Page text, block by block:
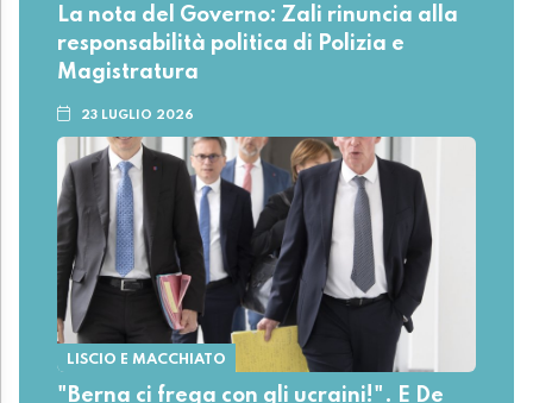
La nota del Governo: Zali rinuncia alla
responsabilità politica di Polizia e
Magistratura
23 LUGLIO 2026
LISCIO E MACCHIATO
"Berna ci frega con gli ucraini!". E De